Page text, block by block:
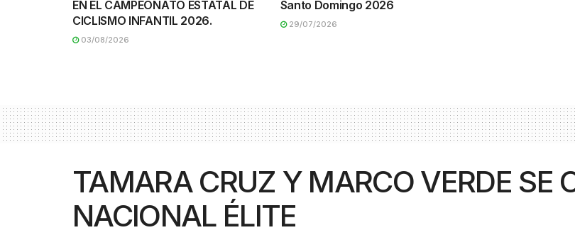
EN EL CAMPEONATO ESTATAL DE
CICLISMO INFANTIL 2026.
03/08/2026
Santo Domingo 2026
29/07/2026
TAMARA CRUZ Y MARCO VERDE SE
NACIONAL ÉLITE